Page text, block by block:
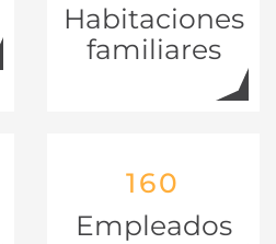
Habitaciones
familiares
160
Empleados